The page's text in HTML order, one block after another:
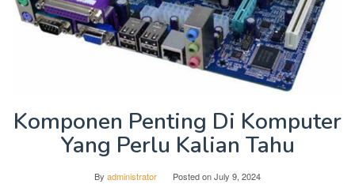
Komponen Penting Di Komputer
Yang Perlu Kalian Tahu
By administrator Posted onJuly 9, 2024